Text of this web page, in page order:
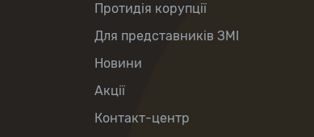
Протидія корупції
Для представників ЗМІ
Новини
Акції
Контакт-центр